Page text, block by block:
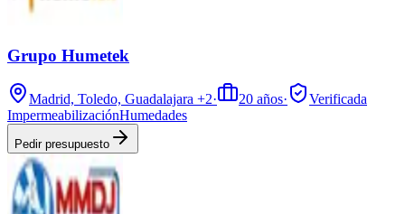
Grupo Humetek
Madrid, Toledo, Guadalajara +2· 20 años·
Verificada
ImpermeabilizaciónHumedades
Pedir presupuesto